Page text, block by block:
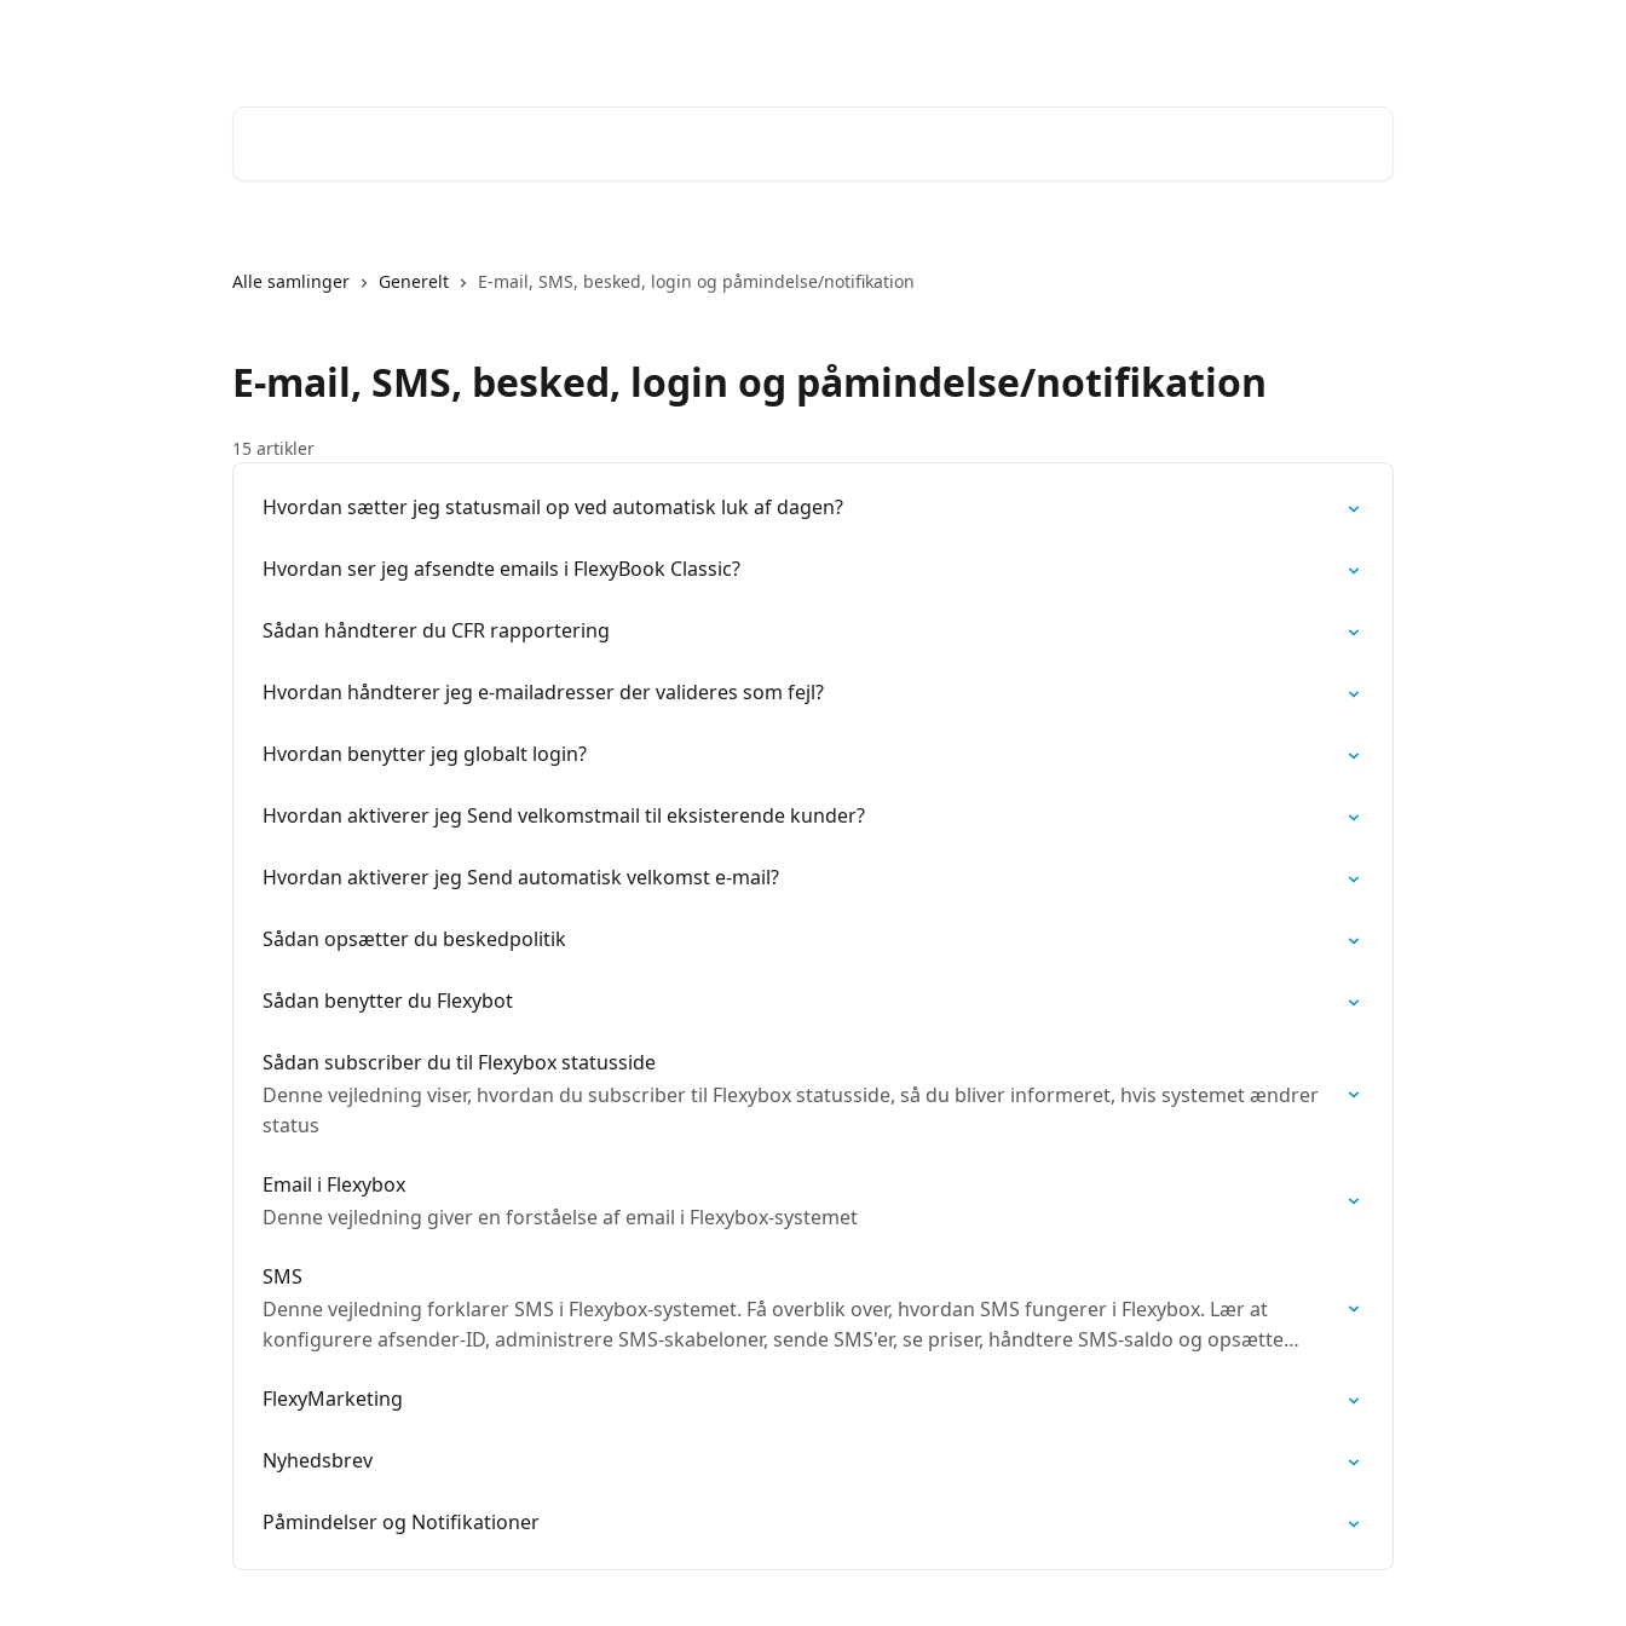
Alle samlinger Generelt E-mail, SMS, besked, login og påmindelse/notifikation
E-mail, SMS, besked, login og påmindelse/notifikation
15 artikler
Hvordan sætter jeg statusmail op ved automatisk luk af dagen?
Hvordan ser jeg afsendte emails i FlexyBook Classic?
Sådan håndterer du CFR rapportering
Hvordan håndterer jeg e-mailadresser der valideres som fejl?
Hvordan benytter jeg globalt login?
Hvordan aktiverer jeg Send velkomstmail til eksisterende kunder?
Hvordan aktiverer jeg Send automatisk velkomst e-mail?
Sådan opsætter du beskedpolitik
Sådan benytter du Flexybot
Sådan subscriber du til Flexybox statusside
Denne vejledning viser, hvordan du subscriber til Flexybox statusside, så du bliver informeret, hvis systemet ændrer
status
Email i Flexybox
Denne vejledning giver en forståelse af email i Flexybox-systemet
SMS
Denne vejledning forklarer SMS i Flexybox-systemet. Få overblik over, hvordan SMS fungerer i Flexybox. Lær at
konfigurere afsender-ID, administrere SMS-skabeloner, sende SMS'er, se priser, håndtere SMS-saldo og opsætte
FlexyMarketing
Nyhedsbrev
Påmindelser og Notifikationer